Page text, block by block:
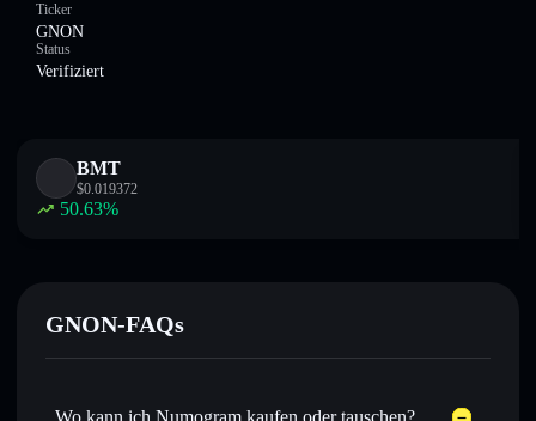
Ticker
GNON
Status
Verifiziert
BMT
$0.019372
50.63%
GNON-FAQs
Wo kann ich Numogram kaufen oder tauschen?